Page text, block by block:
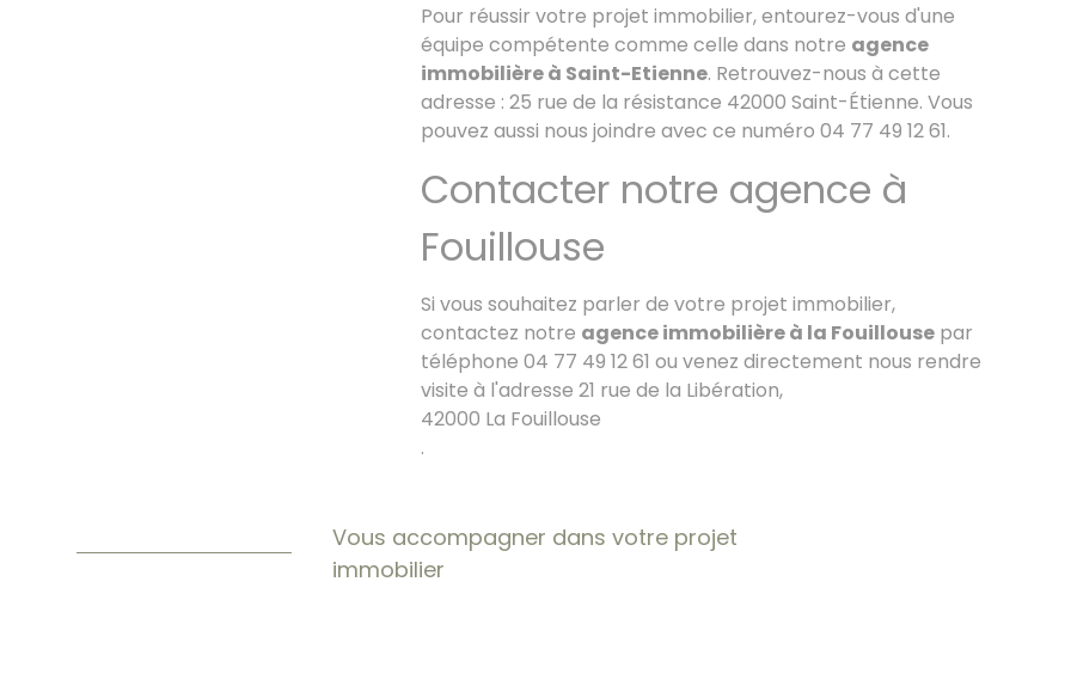
Pour réussir votre projet immobilier, entourez-vous d'une
équipe compétente comme celle dans notre agence
immobilière à Saint-Etienne. Retrouvez-nous à cette
adresse : 25 rue de la résistance 42000 Saint-Étienne. Vous
pouvez aussi nous joindre avec ce numéro 04 77 49 12 61.
Contacter notre agence à
Fouillouse
Si vous souhaitez parler de votre projet immobilier,
contactez notre agence immobilière à la Fouillouse par
téléphone 04 77 49 12 61 ou venez directement nous rendre
visite à l'adresse 21 rue de la Libération,
42000 La Fouillouse
.
Vous accompagner dans votre projet
immobilier